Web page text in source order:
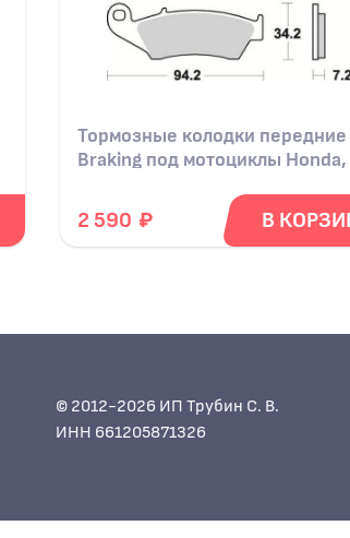
Тормозные колодки передние
Braking под мотоциклы Honda,
2 590 ₽ В
© 2012-2026 ИП Трубин С. В.
ИНН 661205871326